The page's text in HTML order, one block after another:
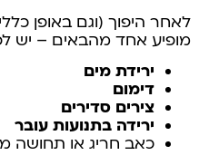
לאחר היפוך (וגם באופן
מופיע אחד מהבאים – יש
ירידת מים
דימום
צירים סדירים
ירידה בתנועות עובר
כאב חריג או תחושה